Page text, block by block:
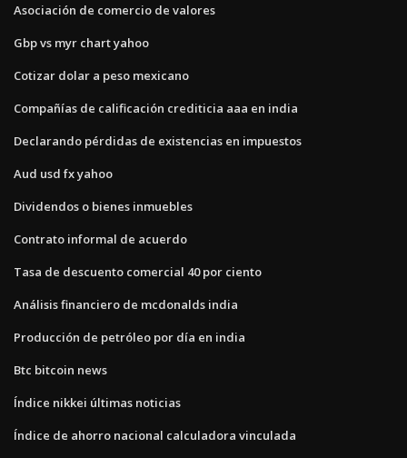
Asociación de comercio de valores
Gbp vs myr chart yahoo
Cotizar dolar a peso mexicano
Compañías de calificación crediticia aaa en india
Declarando pérdidas de existencias en impuestos
Aud usd fx yahoo
Dividendos o bienes inmuebles
Contrato informal de acuerdo
Tasa de descuento comercial 40 por ciento
Análisis financiero de mcdonalds india
Producción de petróleo por día en india
Btc bitcoin news
Índice nikkei últimas noticias
Índice de ahorro nacional calculadora vinculada